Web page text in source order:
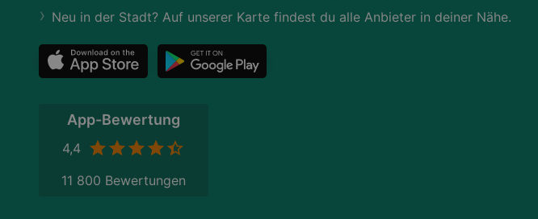
Neu in der Stadt? Auf unserer Karte findest du alle Anbieter in deiner Nähe.
App-Bewertung
4,4
11 800 Bewertungen